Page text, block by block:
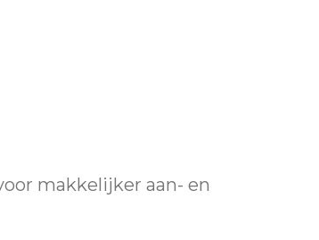
makkelijker aan- en